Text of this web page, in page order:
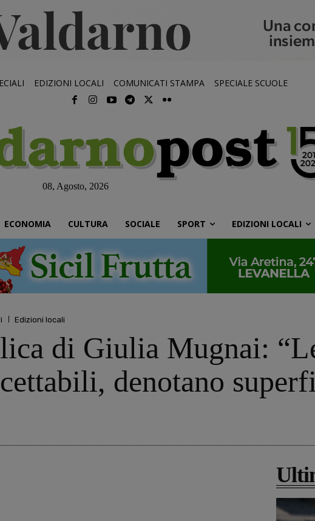
EDIZIONI LOCALI COMUNICATI STAMPA SPECIALE SCUOLE
08, Agosto, 2026
ECONOMIA CULTURA SOCIALE SPORT EDIZIONI LOCALI
Edizioni locali
di Giulia Mugnai:
denotano